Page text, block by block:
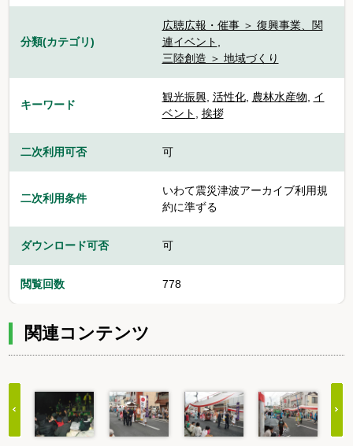
分類(カテゴリ)
広聴広報・催事 ＞ 復興事業、関
連イベント ,
三陸創造 ＞ 地域づくり
キーワード
観光振興, 活性化, 農林水産物, イ
ベント , 挨拶
二次利用可否 可
二次利用条件
いわて震災津波アーカイブ利用規
約に準ずる
ダウンロード可否 可
閲覧回数 778
関連コンテンツ